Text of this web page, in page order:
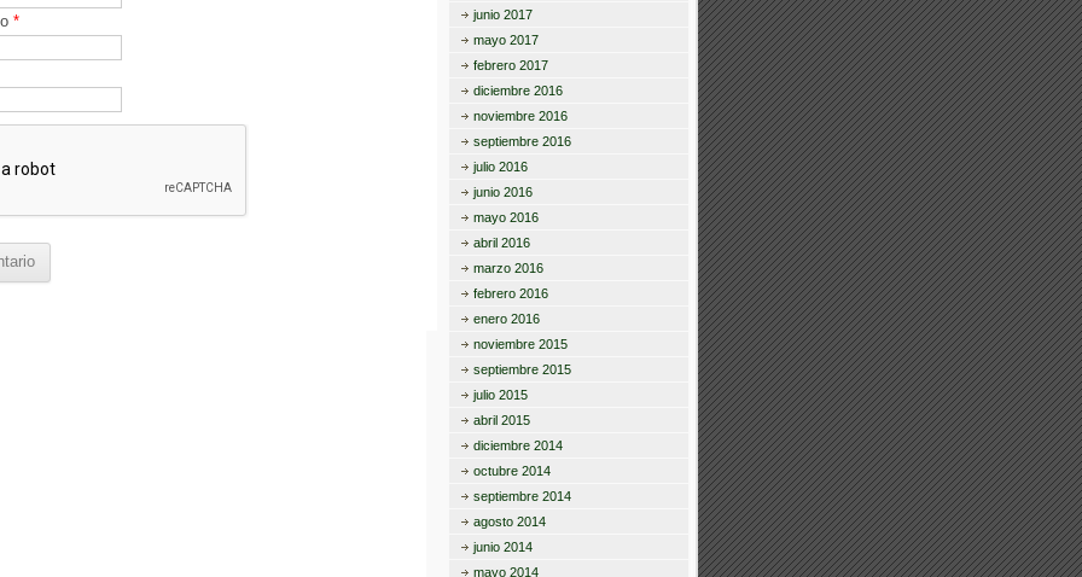
*
junio 2017
mayo 2017
febrero 2017
diciembre 2016
noviembre 2016
septiembre 2016
julio 2016
junio 2016
mayo 2016
abril 2016
marzo 2016
febrero 2016
enero 2016
noviembre 2015
septiembre 2015
julio 2015
abril 2015
diciembre 2014
octubre 2014
septiembre 2014
agosto 2014
junio 2014
mayo 2014